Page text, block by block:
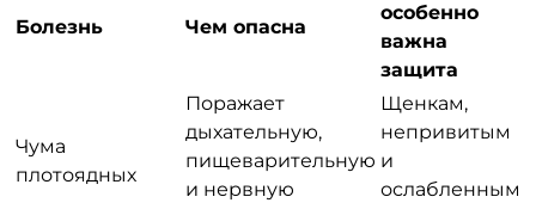
Болезнь Чем опасна
особенно
важна
защита
Чума
плотоядных
Поражает
дыхательную,
пищеварительную
и нервную
Щенкам,
непривитым
и
ослабленным